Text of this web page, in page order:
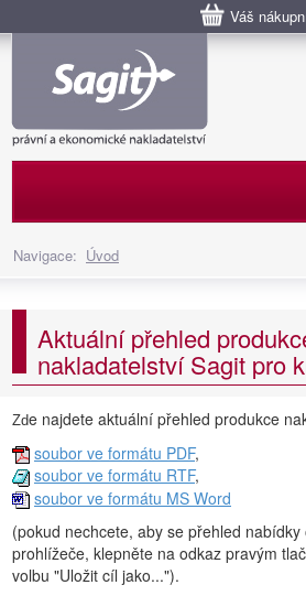
Váš
Navigace: Úvod
Aktuální přehled
nakladatelství Sagit pro
Zde najdete aktuální přehled produkce
soubor ve formátu PDF,
soubor ve formátu RTF,
soubor ve formátu MS Word
(pokud nechcete, aby se přehled
prohlížeče, klepněte na odkaz pravým
volbu "Uložit cíl jako...").